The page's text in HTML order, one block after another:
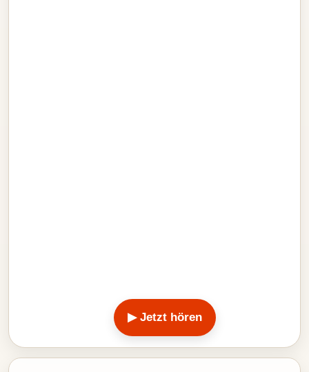
▶ Jetzt hören